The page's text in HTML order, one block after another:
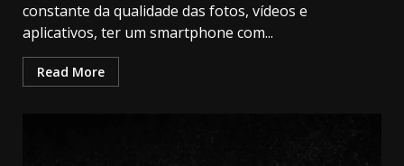
constante da qualidade das fotos, vídeos e
aplicativos, ter um smartphone com...
Read More